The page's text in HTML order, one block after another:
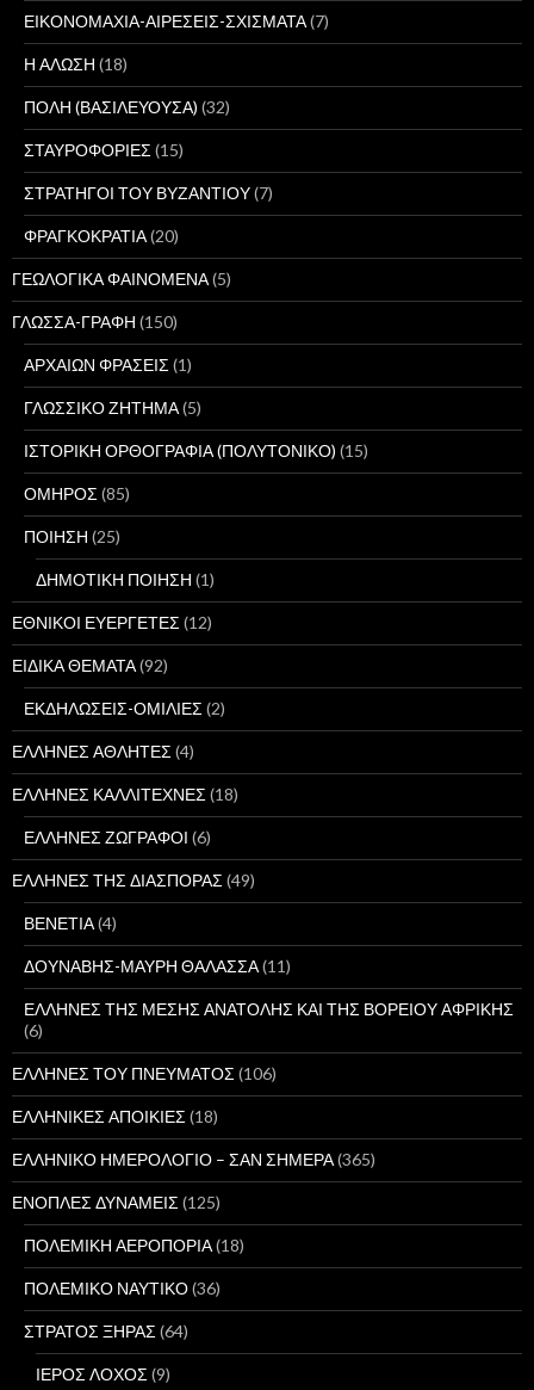
ΕΙΚΟΝΟΜΑΧΙΑ-ΑΙΡΕΣΕΙΣ-ΣΧΙΣΜΑΤΑ(7)
Η ΑΛΩΣΗ (18)
ΠΟΛΗ (ΒΑΣΙΛΕΥΟΥΣΑ) (32)
ΣΤΑΥΡΟΦΟΡΙΕΣ (15)
ΣΤΡΑΤΗΓΟΙ ΤΟΥ ΒΥΖΑΝΤΙΟΥ(7)
ΦΡΑΓΚΟΚΡΑΤΙΑ(20)
ΓΕΩΛΟΓΙΚΑ ΦΑΙΝΟΜΕΝΑ(5)
ΓΛΩΣΣΑ-ΓΡΑΦΗ (150)
ΑΡΧΑΙΩΝ ΦΡΑΣΕΙΣ (1)
ΓΛΩΣΣΙΚΟ ΖΗΤΗΜΑ(5)
ΙΣΤΟΡΙΚΗ ΟΡΘΟΓΡΑΦΙΑ (ΠΟΛΥΤΟΝΙΚΟ) (15)
ΟΜΗΡΟΣ (85)
ΠΟΙΗΣΗ (25)
ΔΗΜΟΤΙΚΗ ΠΟΙΗΣΗ (1)
ΕΘΝΙΚΟΙ ΕΥΕΡΓΕΤΕΣ (12)
ΕΙΔΙΚΑ ΘΕΜΑΤΑ(92)
ΕΚΔΗΛΩΣΕΙΣ-ΟΜΙΛΙΕΣ (2)
ΕΛΛΗΝΕΣ ΑΘΛΗΤΕΣ (4)
ΕΛΛΗΝΕΣ ΚΑΛΛΙΤΕΧΝΕΣ (18)
ΕΛΛΗΝΕΣ ΖΩΓΡΑΦΟΙ (6)
ΕΛΛΗΝΕΣ ΤΗΣ ΔΙΑΣΠΟΡΑΣ (49)
ΒΕΝΕΤΙΑ(4)
ΔΟΥΝΑΒΗΣ-ΜΑΥΡΗ ΘΑΛΑΣΣΑ(11)
ΕΛΛΗΝΕΣ ΤΗΣ ΜΕΣΗΣ ΑΝΑΤΟΛΗΣ ΚΑΙ ΤΗΣ ΒΟΡΕΙΟΥ ΑΦΡΙΚΗΣ
(6)
ΕΛΛΗΝΕΣ ΤΟΥ ΠΝΕΥΜΑΤΟΣ (106)
ΕΛΛΗΝΙΚΕΣ ΑΠΟΙΚΙΕΣ (18)
ΕΛΛΗΝΙΚΟ ΗΜΕΡΟΛΟΓΙΟ – ΣΑΝ ΣΗΜΕΡΑ(365)
ΕΝΟΠΛΕΣ ΔΥΝΑΜΕΙΣ (125)
ΠΟΛΕΜΙΚΗ ΑΕΡΟΠΟΡΙΑ(18)
ΠΟΛΕΜΙΚΟ ΝΑΥΤΙΚΟ(36)
ΣΤΡΑΤΟΣ ΞΗΡΑΣ (64)
ΙΕΡΟΣ ΛΟΧΟΣ (9)